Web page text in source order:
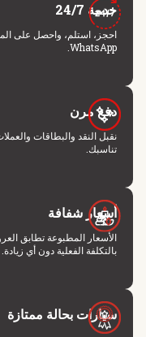
خدمة 24/7
احجز، استلم، واحصل على
WhatsApp.
دفع مرن
نقبل النقد والبطاقات
تناسبك.
أسعار شفافة
الأسعار المطبوعة تطابق
بالتكلفة الفعلية دون أي زيادة.
سيارات بحالة ممتازة